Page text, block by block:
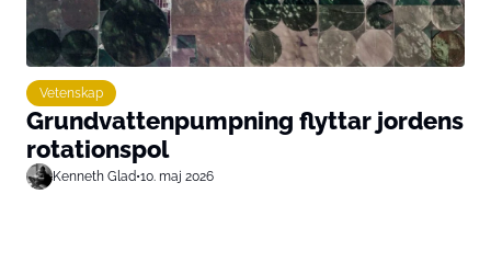
Vetenskap
Grundvattenpumpning flyttar jordens
rotationspol
Kenneth Glad•10. maj 2026